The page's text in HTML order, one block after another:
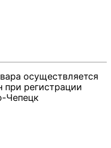
осуществляется
при регистрации
Чепецк